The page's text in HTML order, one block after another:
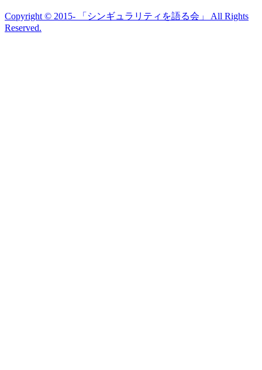
Copyright © 2015- 「シンギュラリティを語る会」 All Rights
Reserved.